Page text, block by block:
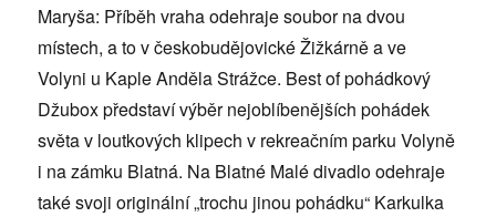
Maryša: Příběh vraha odehraje soubor na dvou
místech, a to v českobudějovické Žižkárně a ve
Volyni u Kaple Anděla Strážce. Best of pohádkový
Džubox představí výběr nejoblíbenějších pohádek
světa v loutkových klipech v rekreačním parku Volyně
i na zámku Blatná. Na Blatné Malé divadlo odehraje
také svoji originální „trochu jinou pohádku“ Karkulka